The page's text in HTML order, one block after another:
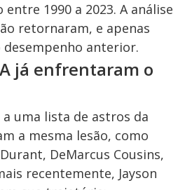
1990 a 2023. A análise
retornaram, e apenas
desempenho anterior.
já enfrentaram o
uma lista de astros da
a mesma lesão, como
DeMarcus Cousins,
recentemente, Jayson